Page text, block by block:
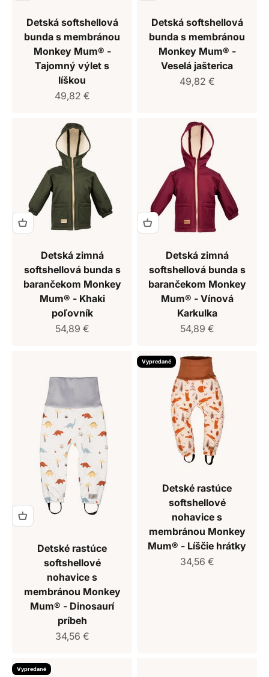
Detská softshellová
bunda s membránou
Monkey Mum® -
Tajomný výlet s
líškou
Predajná cena
49,82 €
Detská softshellová
bunda s membránou
Monkey Mum® -
Veselá jašterica
Predajná cena
49,82 €
Detská zimná
softshellová bunda s
barančekom Monkey
Mum® - Khaki
poľovník
Predajná cena
54,89 €
Detská zimná
softshellová bunda s
barančekom Monkey
Mum® - Vínová
Karkulka
Predajná cena
54,89 €
Detské rastúce
softshellové
nohavice s
membránou Monkey
Mum® - Dinosaurí
príbeh
Predajná cena
34,56 €
Vypredané
Detské rastúce
softshellové
nohavice s
membránou Monkey
Mum® - Líščie hrátky
Predajná cena
34,56 €
Vypredané